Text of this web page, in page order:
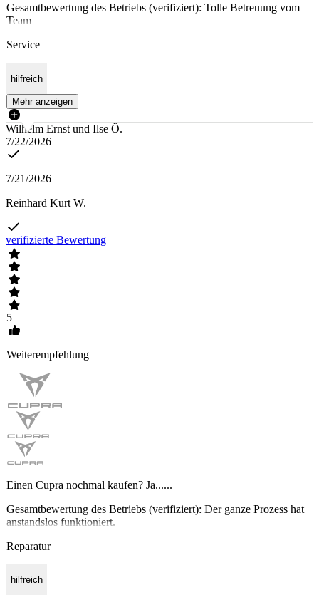
Gesamtbewertung des Betriebs (verifiziert): Tolle Betreuung vom
Team
Service
hilfreich
Mehr anzeigen
Wilhelm Ernst und Ilse Ö.
7/22/2026
7/21/2026
Reinhard Kurt W.
verifizierte Bewertung
5
Weiterempfehlung
Einen Cupra nochmal kaufen? Ja......
Gesamtbewertung des Betriebs (verifiziert): Der ganze Prozess hat
anstandslos funktioniert.
Reparatur
hilfreich